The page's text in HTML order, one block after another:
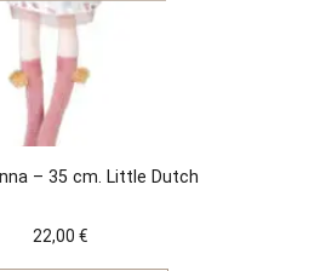
– 35 cm. Little Dutch
22,00 €